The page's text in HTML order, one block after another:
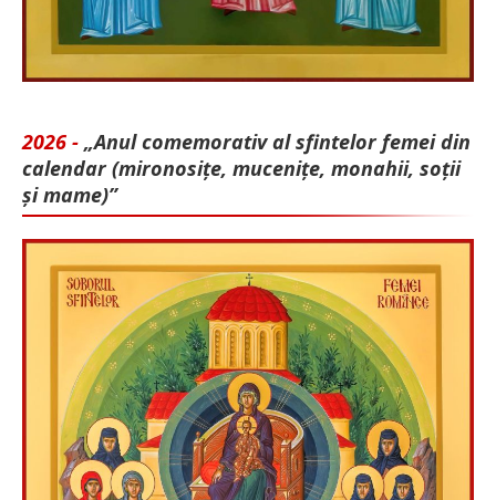
2026 - „Anul comemorativ al sfintelor femei din
calendar (mironosițe, mu­cenițe, monahii, soții
și mame)”